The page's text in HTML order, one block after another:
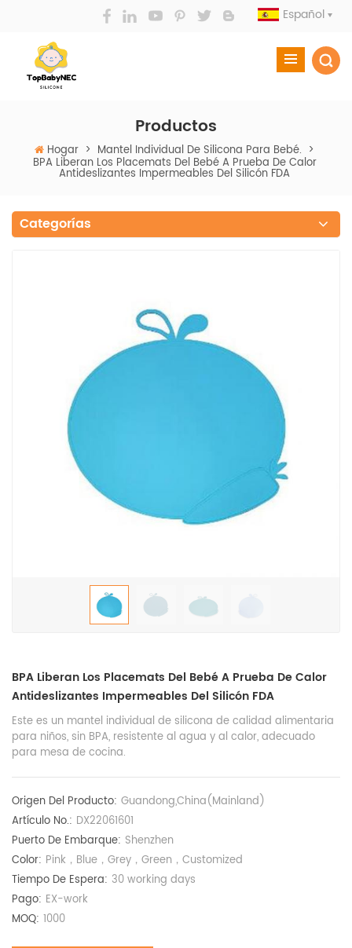
Español
Productos
Hogar > Mantel Individual De Silicona Para Bebé. >
BPA Liberan Los Placemats Del Bebé A Prueba De Calor
Antideslizantes Impermeables Del Silicón FDA
Categorías
BPA Liberan Los Placemats Del Bebé A Prueba De Calor
Antideslizantes Impermeables Del Silicón FDA
Este es un mantel individual de silicona de calidad alimentaria
para niños, sin BPA, resistente al agua y al calor, adecuado
para mesa de cocina.
Origen Del Producto: Guandong,China(Mainland)
Artículo No.: DX22061601
Puerto De Embarque: Shenzhen
Color: Pink，Blue，Grey，Green，Customized
Tiempo De Espera: 30 working days
Pago: EX-work
MOQ: 1000